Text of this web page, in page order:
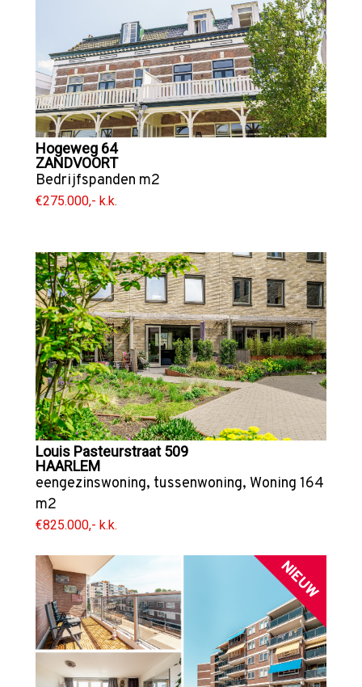
Hogeweg 64
ZANDVOORT
Bedrijfspanden m2
€275.000,- k.k.
Louis Pasteurstraat 509
HAARLEM
eengezinswoning, tussenwoning, Woning 164
m2
€825.000,- k.k.
NIEUW